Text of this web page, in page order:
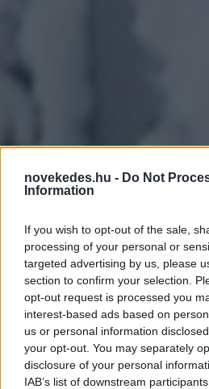
novekedes.hu - Do Not
Information
If you wish to opt-out of the sale,
processing of your personal or
targeted advertising by us, please
section to confirm your selection.
opt-out request is processed you
interest-based ads based on
us or personal information
your opt-out. You may separately
disclosure of your personal
IAB’s list of downstream
Európát
vacognak